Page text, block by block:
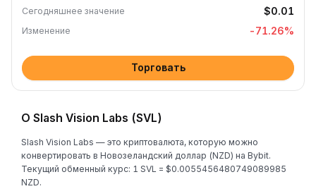
Сегодняшнее значение $0.01
Изменение -71.26%
Торговать
О Slash Vision Labs (SVL)
Slash Vision Labs — это криптовалюта, которую можно
конвертировать в Новозеландский доллар (NZD) на Bybit.
Текущий обменный курс: 1 SVL = $0.0055456480749089985
NZD.